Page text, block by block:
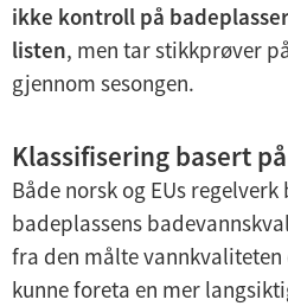
ikke kontroll på
listen, men tar stikkprøver
gjennom sesongen.
Klassifisering basert
Både norsk og EUs regelverk
badeplassens
fra den målte vannkvaliteten
kunne foreta en mer